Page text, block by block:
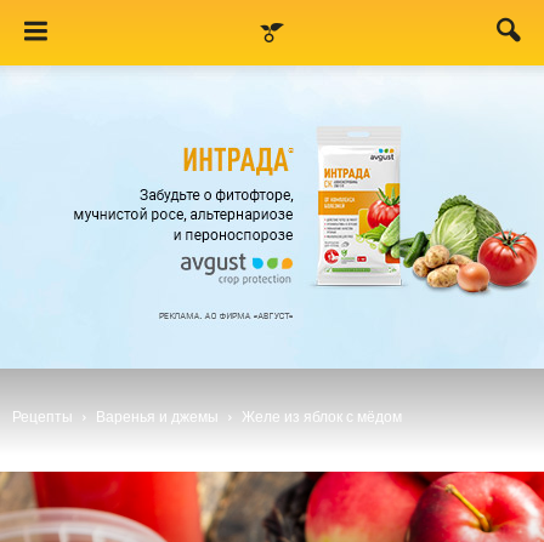
Рецепты Варенья и джемы Желе из яблок с мёдом